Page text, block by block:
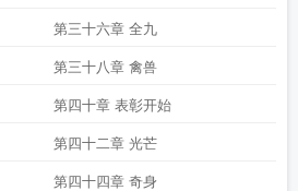
第三十六章 全九
第三十八章 禽兽
第四十章 表彰开始
第四十二章 光芒
第四十四章 奇身